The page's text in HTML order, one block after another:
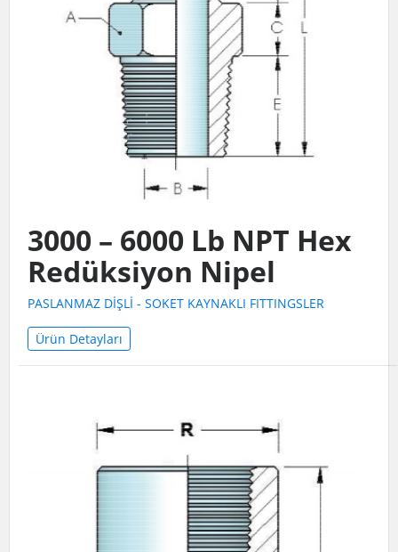
3000 – 6000 Lb NPT Hex
Redüksiyon Nipel
PASLANMAZ DİŞLİ - SOKET KAYNAKLI FITTINGSLER
Ürün Detayları